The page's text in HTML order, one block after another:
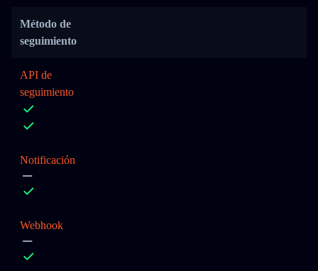
Método de
seguimiento
API de
seguimiento
Notificación
Webhook